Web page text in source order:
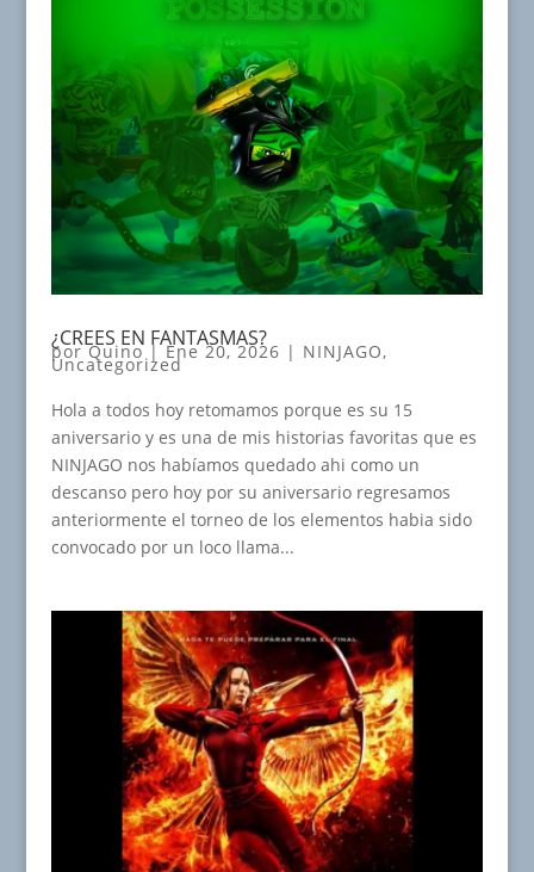
¿CREES EN FANTASMAS?
porQuino| Ene 20, 2026 | NINJAGO,
Uncategorized
Hola a todos hoy retomamos porque es su 15
aniversario y es una de mis historias favoritas que es
NINJAGO nos habíamos quedado ahi como un
descanso pero hoy por su aniversario regresamos
anteriormente el torneo de los elementos habia sido
convocado por un loco llama...